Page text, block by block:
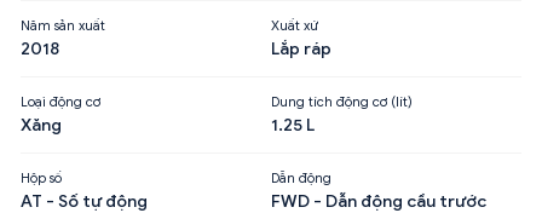
Năm sản xuất
2018
Xuất xứ
Lắp ráp
Loại động cơ
Xăng
Dung tích động cơ (lít)
1.25 L
Hộp số
AT - Số tự động
Dẫn động
FWD - Dẫn động cầu trước